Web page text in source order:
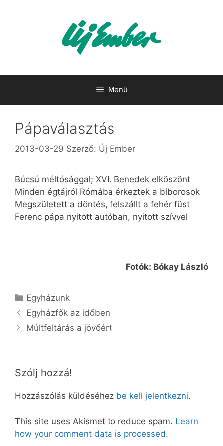
Menü
Pápaválasztás
2013-03-29 Szerző: Új Ember
Búcsú méltósággal; XVI. Benedek elköszönt
Minden égtájról Rómába érkeztek a bíborosok
Megszületett a döntés, felszállt a fehér füst
Ferenc pápa nyitott autóban, nyitott szívvel
Fotók: Bókay László
Kategória
Egyházunk
Egyházfők az időben
Múltfeltárás a jövőért
Szólj hozzá!
Hozzászólás küldéséhez be kell jelentkezni.
This site uses Akismet to reduce spam. Learn
how your comment data is processed.